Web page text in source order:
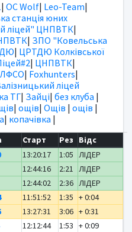
| OC Wolf| Leo-Team|
станція юних
ліцей" ЦНПВТК|
| ЗПО "Ковельська
| ЦРТДЮ Колківської
| ЦНПВТК|
ЛФСО| Foxhunters|
ліцей
ТГ| Зайці| без клуба |
| ощів| Ощів | ощів |
| копачівка |
Старт Рез
Відс
13:20:17 1:05 ЛІДЕР
12:44:16 2:21 ЛІДЕР
12:44:02 2:36 ЛІДЕР
11:51:52 1:35 + 0:04
13:27:31 3:06 + 0:31
12:12:44 1:53 + 0:09